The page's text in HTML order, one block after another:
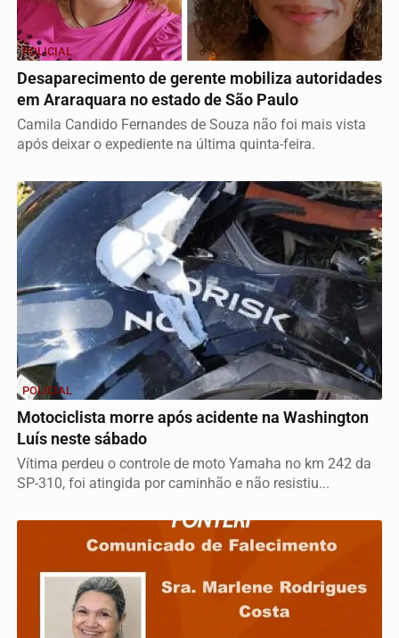
POLICIAL
Desaparecimento de gerente mobiliza autoridades
em Araraquara no estado de São Paulo
Camila Candido Fernandes de Souza não foi mais vista
após deixar o expediente na última quinta-feira.
POLICIAL
Motociclista morre após acidente na Washington
Luís neste sábado
Vítima perdeu o controle de moto Yamaha no km 242 da
SP-310, foi atingida por caminhão e não resistiu...